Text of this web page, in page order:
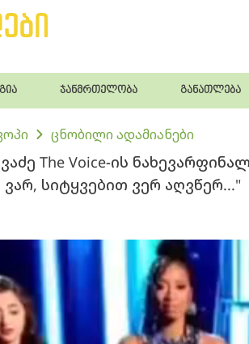
ჯანმრთელობა განათლება
ცნობილი ადამიანები
The Voice-ის
სიტყვებით ვერ აღვწერ..."